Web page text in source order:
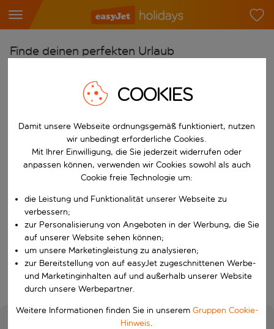
Finde deinen perfekten Urlaub
Flughafen wählen
Beginne mit der Eingabe für die automatische
Reiseziel wählen
Nach
Wähle ein Ab- und Rückflugdatum aus.
Reisezeitraum wählen
Wann
Wer
Suchen
COOKIES
Damit unsere Webseite ordnungsgemäß funktioniert, nutzen
wir unbedingt erforderliche Cookies.
Mit Ihrer Einwilligung, die Sie jederzeit widerrufen oder
anpassen können, verwenden wir Cookies sowohl als auch
Cookie freie Technologie um:
die Leistung und Funktionalität unserer Webseite zu
verbessern;
zur Personalisierung von Angeboten in der Werbung, die Sie
auf unserer Website sehen können;
um unsere Marketingleistung zu analysieren;
zur Bereitstellung von auf easyJet zugeschnittenen Werbe-
und Marketinginhalten auf und außerhalb unserer Website
durch unsere Werbepartner.
Weitere Informationen finden Sie in unserem Gruppen Cookie-
Hinweis.